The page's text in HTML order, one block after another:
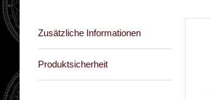
Zusätzliche Informationen
Produktsicherheit